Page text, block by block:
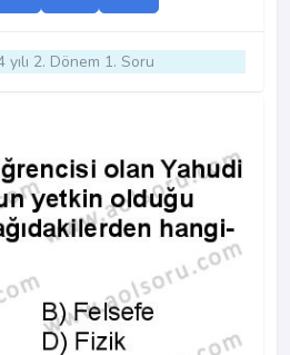
2. Dönem 1. Soru